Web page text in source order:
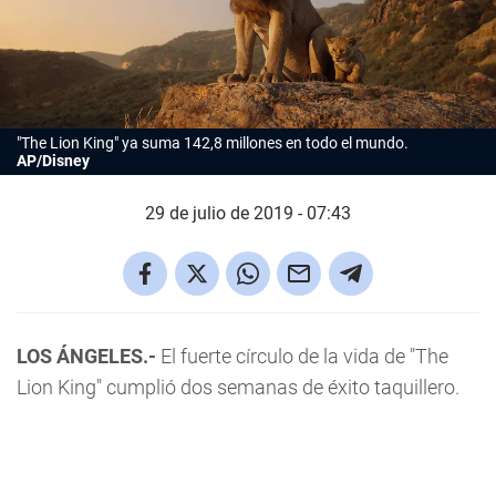
"The Lion King" ya suma 142,8 millones en todo el mundo.
AP/Disney
29 de julio de 2019 - 07:43
LOS ÁNGELES.- El fuerte círculo de la vida de "The
Lion King" cumplió dos semanas de éxito taquillero.